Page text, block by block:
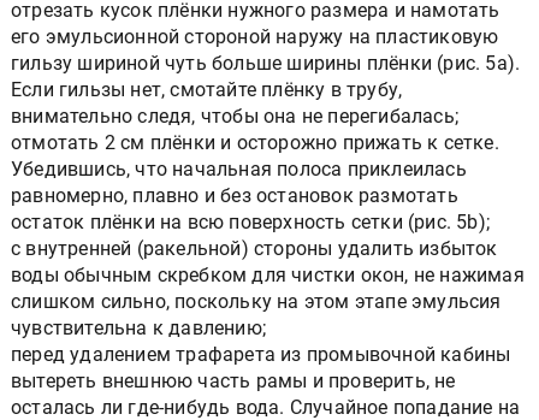
отрезать кусок плёнки нужного размера и намотать
его эмульсионной стороной наружу на пластиковую
гильзу шириной чуть больше ширины плёнки (рис. 5а).
Если гильзы нет, смотайте плёнку в трубу,
внимательно следя, чтобы она не перегибалась;
отмотать 2 см плёнки и осторожно прижать к сетке.
Убедившись, что начальная полоса приклеилась
равномерно, плавно и без остановок размотать
остаток плёнки на всю поверхность сетки (рис. 5b);
с внутренней (ракельной) стороны удалить избыток
воды обычным скребком для чистки окон, не нажимая
слишком сильно, поскольку на этом этапе эмульсия
чувствительна к давлению;
перед удалением трафарета из промывочной кабины
вытереть внешнюю часть рамы и проверить, не
осталась ли где-нибудь вода. Случайное попадание на